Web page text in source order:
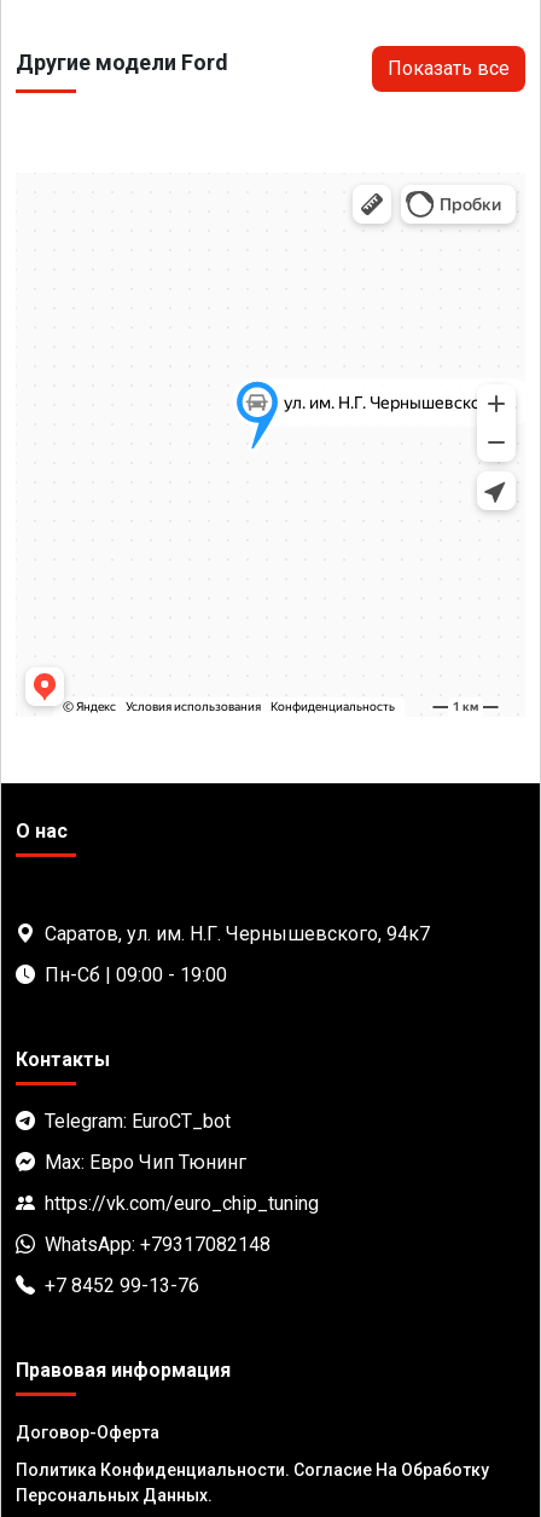
Другие модели Ford Показать все
О нас
Саратов, ул. им. Н.Г. Чернышевского, 94к7
Пн-Сб | 09:00 - 19:00
Контакты
Telegram: EuroCT_bot
Max: Евро Чип Тюнинг
https://vk.com/euro_chip_tuning
WhatsApp: +79317082148
+7 8452 99-13-76
Правовая информация
Договор-Оферта
Политика Конфиденциальности. Согласие На Обработку
Персональных Данных.